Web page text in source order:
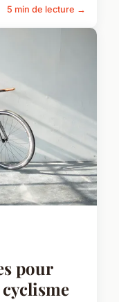
5 min de lecture →
pour